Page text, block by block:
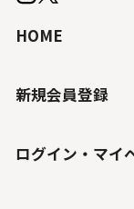
HOME
新規会員登録
ログイン・マイ